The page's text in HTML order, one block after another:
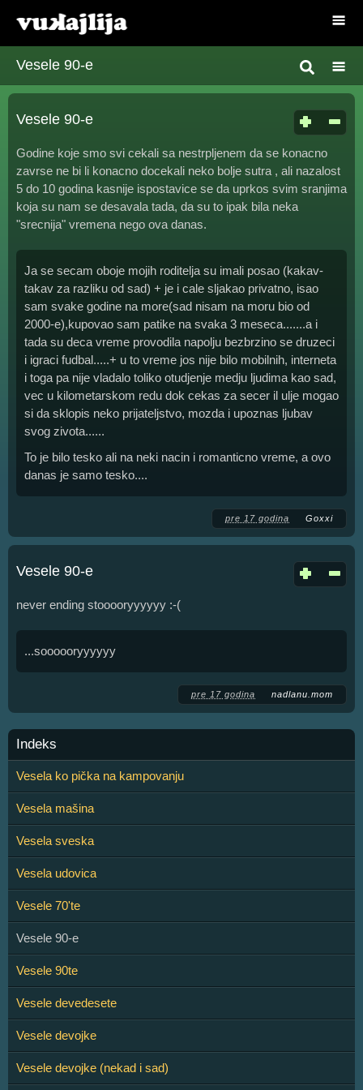
Vesele 90-e
Vesele 90-e
Godine koje smo svi cekali sa nestrpljenem da se konacno
zavrse ne bi li konacno docekali neko bolje sutra , ali nazalost
5 do 10 godina kasnije ispostavice se da uprkos svim sranjima
koja su nam se desavala tada, da su to ipak bila neka
"srecnija" vremena nego ova danas.
Ja se secam oboje mojih roditelja su imali posao (kakav-
takav za razliku od sad) + je i cale sljakao privatno, isao
sam svake godine na more(sad nisam na moru bio od
2000-e),kupovao sam patike na svaka 3 meseca.......a i
tada su deca vreme provodila napolju bezbrzino se druzeci
i igraci fudbal.....+ u to vreme jos nije bilo mobilnih, interneta
i toga pa nije vladalo toliko otudjenje medju ljudima kao sad,
vec u kilometarskom redu dok cekas za secer il ulje mogao
si da sklopis neko prijateljstvo, mozda i upoznas ljubav
svog zivota......
To je bilo tesko ali na neki nacin i romanticno vreme, a ovo
danas je samo tesko....
pre 17 godina Goxxi
Vesele 90-e
never ending stooooryyyyyy :-(
...soooooryyyyyy
pre 17 godina nadlanu.mom
Indeks
Vesela ko pička na kampovanju
Vesela mašina
Vesela sveska
Vesela udovica
Vesele 70'te
Vesele 90-e
Vesele 90te
Vesele devedesete
Vesele devojke
Vesele devojke (nekad i sad)